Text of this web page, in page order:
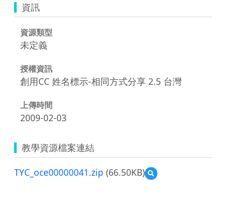
資訊
資源類型
未定義
授權資訊
創用CC 姓名標示-相同方式分享 2.5 台灣
上傳時間
2009-02-03
教學資源檔案連結
TYC_oce00000041.zip (66.50KB)
預
覽